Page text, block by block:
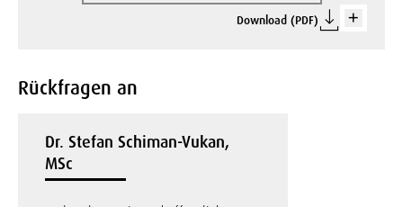
Download (PDF)
Rückfragen an
Dr. Stefan Schiman-Vukan,
MSc